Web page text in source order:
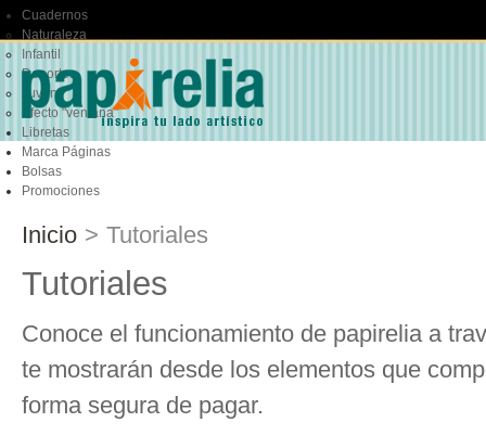
Cuadernos
Naturaleza
Infantil
Deportes
Juvenil
Efecto "ventana"
Libretas
Marca Páginas
Bolsas
Promociones
Inicio > Tutoriales
Tutoriales
Conoce el funcionamiento de papirelia a
te mostrarán desde los elementos que
forma segura de pagar.